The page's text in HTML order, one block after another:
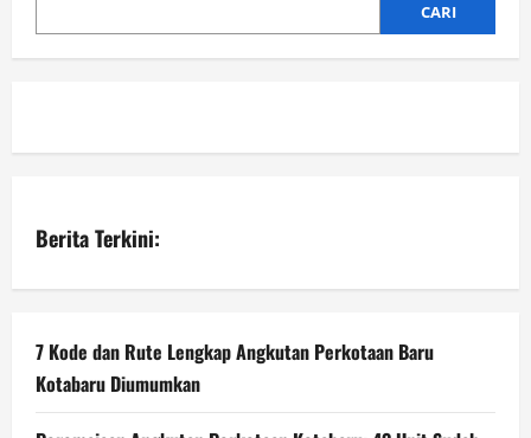
CARI
Berita Terkini:
7 Kode dan Rute Lengkap Angkutan Perkotaan Baru
Kotabaru Diumumkan